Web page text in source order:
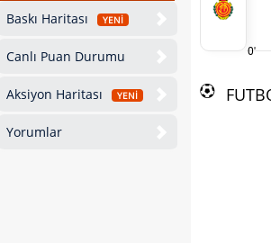
Baskı Haritası YENİ
Canlı Puan Durumu
Aksiyon Haritası YENİ
Yorumlar
0'